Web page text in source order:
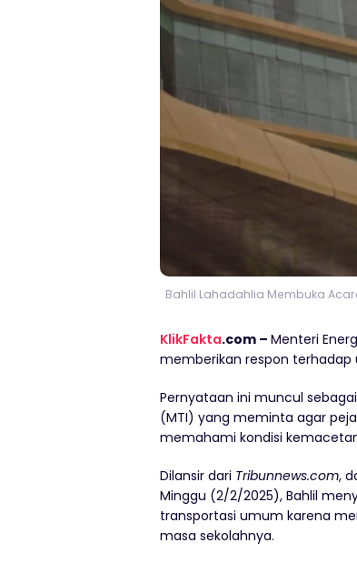
Bahlil Lahadahlia Membuka
KlikFakta.com – Menteri
memberikan respon
Pernyataan ini muncul
(MTI) yang meminta agar
memahami kondisi
Dilansir dari Tribunnews.com,
Minggu (2/2/2025), Bahlil
transportasi umum karena
masa sekolahnya.